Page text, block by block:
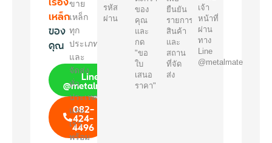
เหล็ก
ของ
คุณ
Line
@metalmate
082-
424-
4496
ขาย
เหล็ก
ทุก
ประเภท
และ
จัดส่ง
ทั่ว
ประเทศ
และ
เรา
พร้อม
รหัส
ผ่าน
ของ
คุณ
และ
กด
"ขอ
ใบ
เสนอ
ราคา"
ยืนยัน
รายการ
สินค้า
และ
สถาน
ที่จัด
ส่ง
เจ้า
หน้าที่
ผ่าน
ทาง
Line
@metalmate